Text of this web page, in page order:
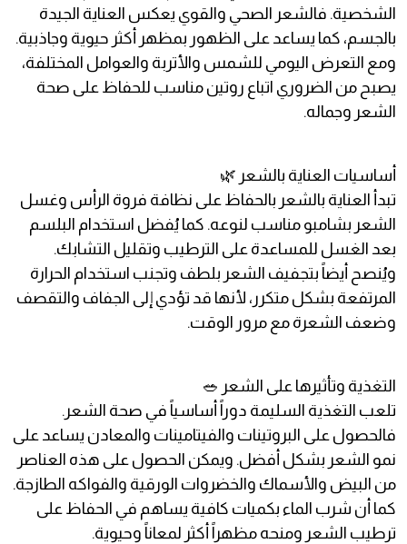
الشخصية. فالشعر الصحي والقوي يعكس العناية الجيدة
بالجسم، كما يساعد على الظهور بمظهر أكثر حيوية وجاذبية.
ومع التعرض اليومي للشمس والأتربة والعوامل المختلفة،
يصبح من الضروري اتباع روتين مناسب للحفاظ على صحة
الشعر وجماله.
أساسيات العناية بالشعر 🌿
تبدأ العناية بالشعر بالحفاظ على نظافة فروة الرأس وغسل
الشعر بشامبو مناسب لنوعه. كما يُفضل استخدام البلسم
بعد الغسل للمساعدة على الترطيب وتقليل التشابك.
ويُنصح أيضاً بتجفيف الشعر بلطف وتجنب استخدام الحرارة
المرتفعة بشكل متكرر، لأنها قد تؤدي إلى الجفاف والتقصف
وضعف الشعرة مع مرور الوقت.
التغذية وتأثيرها على الشعر 🥗
تلعب التغذية السليمة دوراً أساسياً في صحة الشعر.
فالحصول على البروتينات والفيتامينات والمعادن يساعد على
نمو الشعر بشكل أفضل. ويمكن الحصول على هذه العناصر
من البيض والأسماك والخضروات الورقية والفواكه الطازجة.
كما أن شرب الماء بكميات كافية يساهم في الحفاظ على
ترطيب الشعر ومنحه مظهراً أكثر لمعاناً وحيوية.